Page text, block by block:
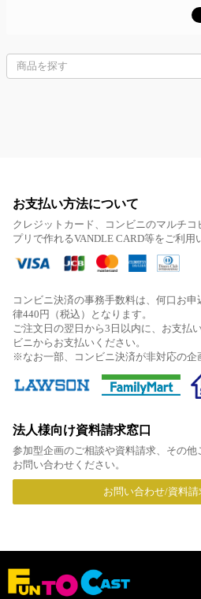
お支払い方法について
クレジットカード、コンビニのマルチ
プリで作れるVANDLE CARD等をご利用
コンビニ決済の事務手数料は、何口お
律440円（税込）となります。
ご注文日の翌日から3日以内に、お支払
ビニからお支払いください。
※なお一部、コンビニ決済が非対応の企
法人様向け資料請求窓口
参加型企画のご相談や資料請求、その
お問い合わせください。
お問い合わせ/資料請